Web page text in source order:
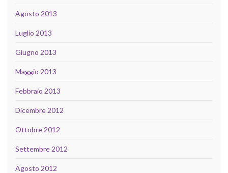
Agosto 2013
Luglio 2013
Giugno 2013
Maggio 2013
Febbraio 2013
Dicembre 2012
Ottobre 2012
Settembre 2012
Agosto 2012